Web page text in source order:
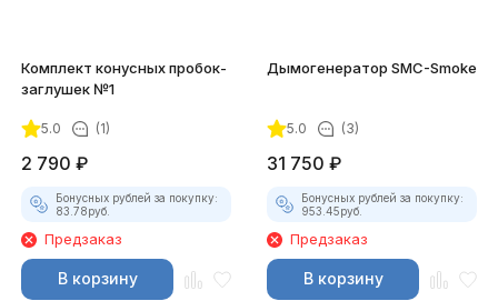
Комплект конусных пробок-
заглушек №1
5.0 (1)
2 790 ₽
Бонусных рублей за покупку:
83.78руб.
Предзаказ
В корзину
Дымогенератор SMC-Smoke
5.0 (3)
31 750 ₽
Бонусных рублей за покупку:
953.45руб.
Предзаказ
В корзину